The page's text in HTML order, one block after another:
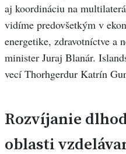
aj koordináciu na
vidíme predovšetkým v
energetike, zdravotníctve a
minister Juraj Blanár.
vecí Thorhgerdur Katrín
Rozvíjanie
oblasti